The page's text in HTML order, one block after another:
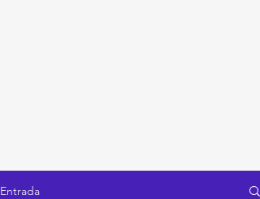
Entrada